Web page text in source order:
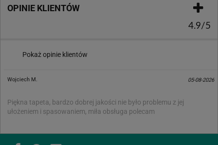
OPINIE KLIENTÓW
4.9/5
Pokaż opinie klientów
Wojciech M. 05-08-2026
Piękna tapeta, bardzo dobrej jakości nie było problemu z jej
ułożeniem i spasowaniem, miła obsługa polecam